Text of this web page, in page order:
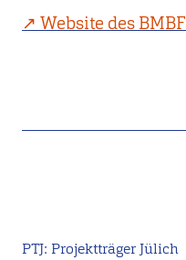
Website des BMBF
PTJ: Projektträger Jülich